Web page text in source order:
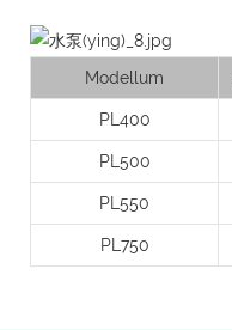
Modellum
PL400
PL500
PL550
PL750